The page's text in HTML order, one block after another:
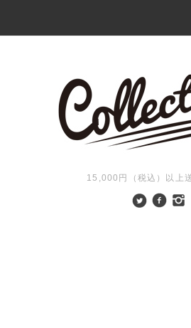
15,000円（税込）以上